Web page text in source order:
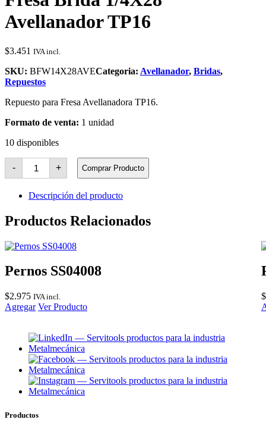
Avellanador TP16
$3.451 IVA incl.
SKU: BFW14X28AVECategoria: Avellanador, Bridas,
Repuestos
Repuesto para Fresa Avellanadora TP16.
Formato de venta: 1 unidad
10 disponibles
-
Fresa
Brida
1/4X28
Avellanador
TP16
+ Comprar Producto
Descripción del producto
Productos Relacionados
Pernos SS04008
$2.975 IVA incl.
Agregar Ver Producto
$
Productos